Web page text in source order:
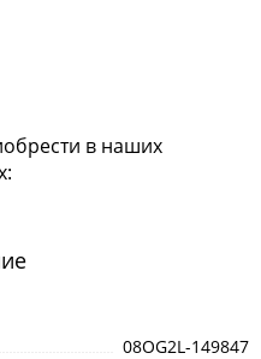
в наших
08OG2L-149847